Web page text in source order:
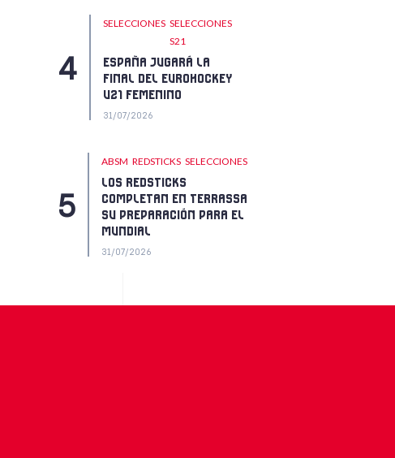
SELECCIONES SELECCIONES
S21
ESPAÑA JUGARÁ LA
FINAL DEL EUROHOCKEY
U21 FEMENINO
31/07/2026
ABSM REDSTICKS SELECCIONES
LOS REDSTICKS
COMPLETAN EN TERRASSA
SU PREPARACIÓN PARA EL
MUNDIAL
31/07/2026